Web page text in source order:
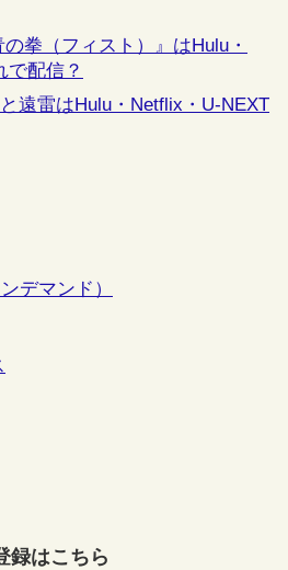
の拳（フィスト）』はHulu・
で配信？
遠雷はHulu・Netflix・U-NEXT
デマンド）
録はこちら